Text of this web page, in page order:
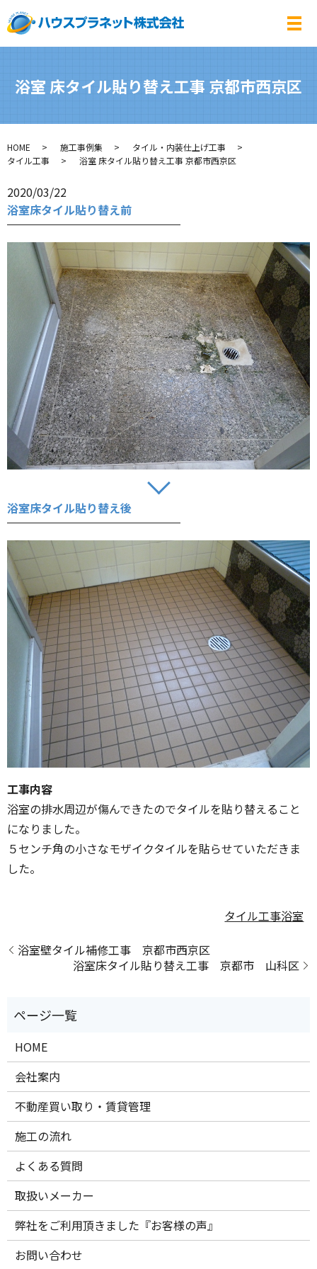
メ
浴室 床タイル貼り替え工事 京都市西京区
HOME 施工事例集
タイル・内装仕上げ工事
タイル工事
浴室 床タイル貼り替え工事 京都市西京区
2020/03/22
浴室床タイル貼り替え前
浴室床タイル貼り替え後
工事内容
浴室の排水周辺が傷んできたのでタイルを貼り替えること
になりました。
５センチ角の小さなモザイクタイルを貼らせていただきま
した。
タイル工事浴室
浴室壁タイル補修工事 京都市西京区
浴室床タイル貼り替え工事 京都市 山科区
HOME
会社案内
不動産買い取り・賃貸管理
施工の流れ
よくある質問
取扱いメーカー
弊社をご利用頂きました『お客様の声』
お問い合わせ